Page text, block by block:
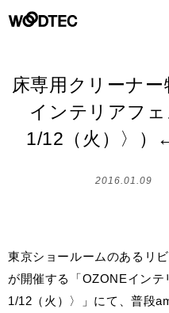
デジタルカタログ
商品情報 PRODUCTS
ショールーム
床専用クリーナ
インテリアフ
1/12（火）〉
2016.01.09
東京ショールームのあるリ
が開催する「OZONEインテ
1/12（火）〉」にて、普段